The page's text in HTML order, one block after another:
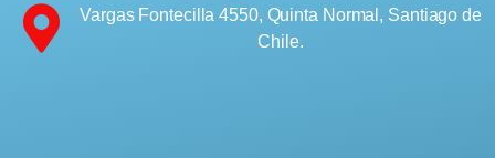
Vargas Fontecilla 4550, Quinta Normal, Santiago de
Chile.